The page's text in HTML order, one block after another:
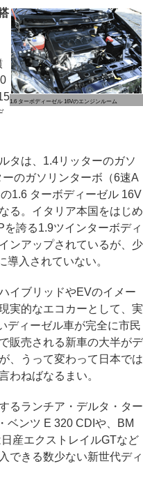
1.6 ターボディーゼル 16Vのエンジンルーム
タは、1.4リッターのガソ
のガソリンターボ（6速A
1.6 ターボディーゼル 16V
る。イタリア本国をはじめ
誇る1.9ツインターボディ
ンアップされているが、少
入されていない。
イブリッドやEVのイメー
実的なエコカーとして、実
ディーゼル車が完全に市民
販売される新車の大半がデ
、うって変わって日本では
わねばなるまい。
るランチア・デルタ・ター
ベンツ E 320 CDIや、BM
産エクストレイルGTなど
できる数少ない新世代ディ